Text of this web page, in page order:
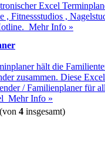
Excel
, Fitnessstudios ,
Mehr Info »
hält die
zusammen. Diese
/ Familienplaner für
Mehr Info »
(von 4 insgesamt)